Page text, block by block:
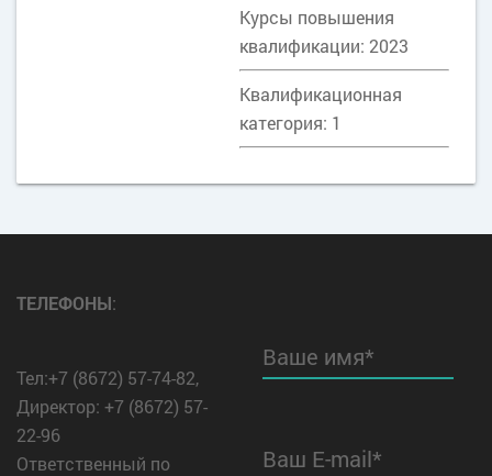
Курсы повышения
квалификации: 2023
Квалификационная
категория: 1
ТЕЛЕФОНЫ:
Тел:+7 (8672) 57-74-82,
Директор: +7 (8672) 57-
22-96
Ответственный по
Ваше имя*
Ваш E-mail*